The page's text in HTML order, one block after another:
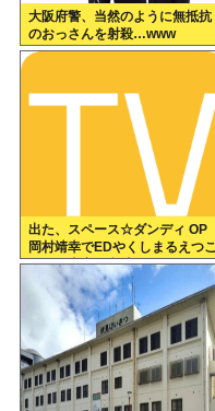
大阪府警、当然のように無抵抗
のおっさんを射殺…www
出た、スペース☆ダンディ OP
岡村靖幸でEDやくしまるえつこ
なのに内容が意味不明なアニメ